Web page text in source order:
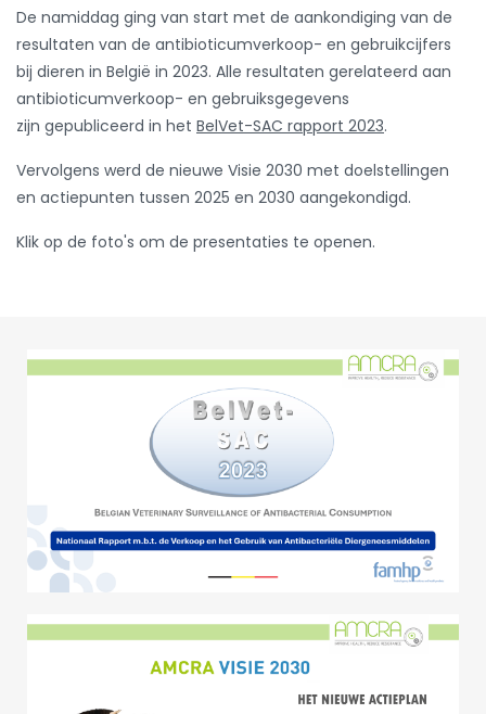
De namiddag ging van start met de aankondiging van de
resultaten van de antibioticumverkoop- en gebruikcijfers
bij dieren in België in 2023. Alle resultaten gerelateerd aan
antibioticumverkoop- en gebruiksgegevens
zijn gepubliceerd in het BelVet-SAC rapport 2023.
Vervolgens werd de nieuwe Visie 2030 met doelstellingen
en actiepunten tussen 2025 en 2030 aangekondigd.
Klik op de foto's om de presentaties te openen.